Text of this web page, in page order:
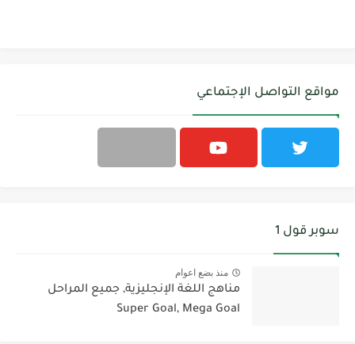
مواقع التواصل الإجتماعي
سوبر قول 1
منذ بضع اعوام
مناهج اللغة الإنجليزية, جميع المراحل
Super Goal, Mega Goal